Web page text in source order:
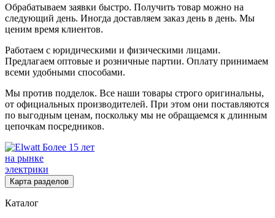
Обрабатываем заявки быстро. Получить товар можно на
следующий день. Иногда доставляем заказ день в день. Мы
ценим время клиентов.
Работаем с юридическими и физическими лицами.
Предлагаем оптовые и розничные партии. Оплату принимаем
всеми удобными способами.
Мы против подделок. Все наши товары строго оригинальны,
от официальных производителей. При этом они поставляются
по выгодным ценам, поскольку мы не обращаемся к длинным
цепочкам посредников.
Более 15 лет
на рынке
электрики
Карта разделов
Каталог